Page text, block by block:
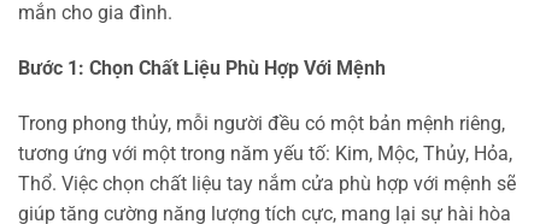
mắn cho gia đình.
Bước 1: Chọn Chất Liệu Phù Hợp Với Mệnh
Trong phong thủy, mỗi người đều có một bản mệnh riêng,
tương ứng với một trong năm yếu tố: Kim, Mộc, Thủy, Hỏa,
Thổ. Việc chọn chất liệu tay nắm cửa phù hợp với mệnh sẽ
giúp tăng cường năng lượng tích cực, mang lại sự hài hòa